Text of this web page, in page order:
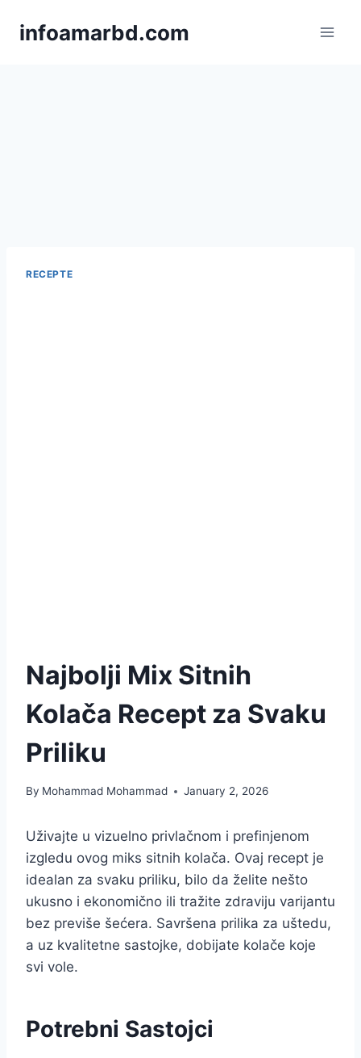
infoamarbd.com
RECEPTE
Najbolji Mix Sitnih
Kolača Recept za Svaku
Priliku
By Mohammad Mohammad January 2, 2026
Uživajte u vizuelno privlačnom i prefinjenom
izgledu ovog miks sitnih kolača. Ovaj recept je
idealan za svaku priliku, bilo da želite nešto
ukusno i ekonomično ili tražite zdraviju varijantu
bez previše šećera. Savršena prilika za uštedu,
a uz kvalitetne sastojke, dobijate kolače koje
svi vole.
Potrebni Sastojci